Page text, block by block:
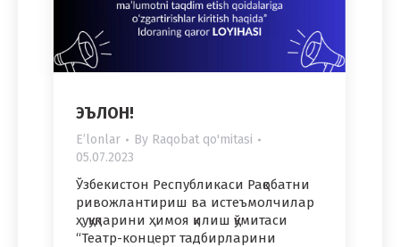
ЭЪЛОН!
Eʼlonlar By Raqobat qo'mitasi
05.07.2023
Ўзбекистон Республикаси Рақобатни
ривожлантириш ва истеъмолчилар
ҳуқуқларини ҳимоя қилиш қўмитаси
“Театр-концерт тадбирларини